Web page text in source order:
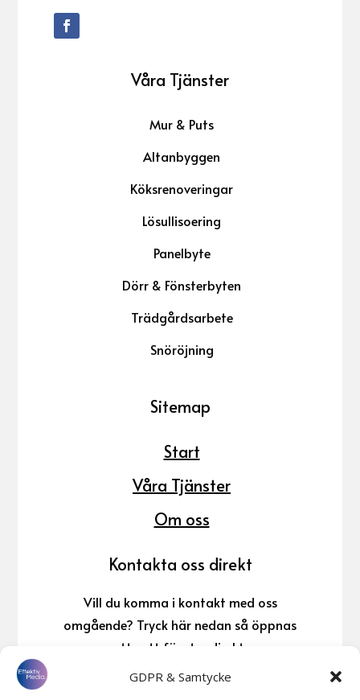
GDPR & Samtycke
Våra Tjänster
Mur & Puts
Altanbyggen
Köksrenoveringar
Lösullisoering
Panelbyte
Dörr & Fönsterbyten
Trädgårdsarbete
Snöröjning
Sitemap
Start
Våra Tjänster
Om oss
Kontakta oss direkt
Vill du komma i kontakt med oss
omgående? Tryck här nedan så öppnas
ett nytt fönster direkt.
076-145 92 33